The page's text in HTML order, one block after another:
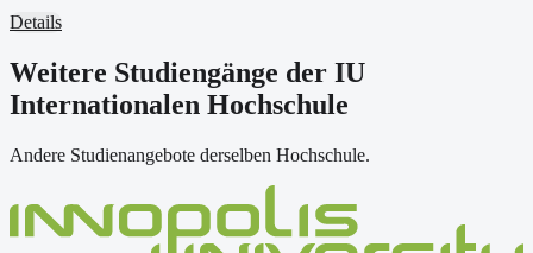
Details
Weitere Studiengänge der IU
Internationalen Hochschule
Andere Studienangebote derselben Hochschule.